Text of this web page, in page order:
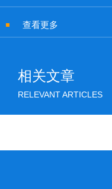
查看更多
相关文章
RELEVANT ARTICLES